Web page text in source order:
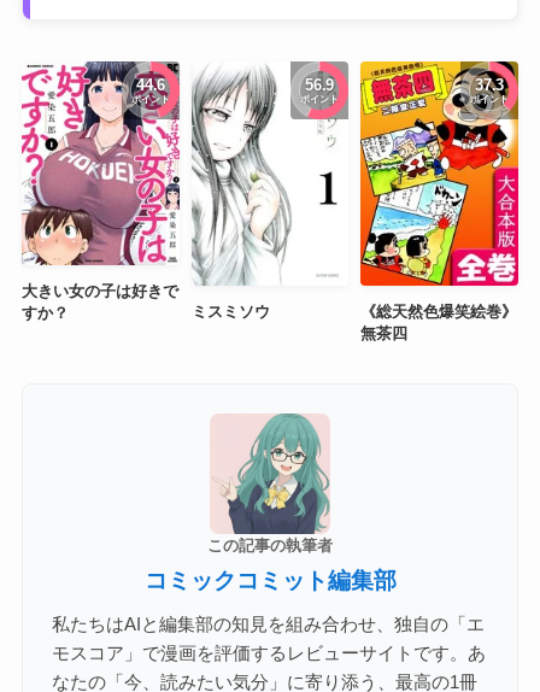
44.6
ポイント
大きい女の子は好きで
すか？
56.9
ポイント
ミスミソウ
37.3
ポイント
《総天然色爆笑絵巻》
無茶四
この記事の執筆者
コミックコミット編集部
私たちはAIと編集部の知見を組み合わせ、独自の「エ
モスコア」で漫画を評価するレビューサイトです。あ
なたの「今、読みたい気分」に寄り添う、最高の1冊